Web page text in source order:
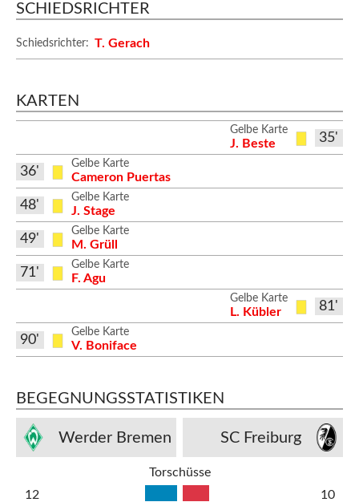
SCHIEDSRICHTER
Schiedsrichter: T. Gerach
KARTEN
35'
Gelbe Karte
J. Beste
Gelbe Karte
Cameron Puertas
36'
Gelbe Karte
J. Stage
48'
Gelbe Karte
M. Grüll
49'
Gelbe Karte
F. Agu
71'
81'
Gelbe Karte
L. Kübler
Gelbe Karte
V. Boniface
90'
BEGEGNUNGSSTATISTIKEN
Werder Bremen SC Freiburg
Torschüsse
12
10